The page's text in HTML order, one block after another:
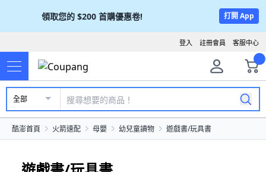
領取您的 $200 首購優惠卷! 打開 App
客服中心
註冊會員
登入
全部
酷澎首頁 火箭速配 母嬰 幼兒童讀物 遊戲書/玩具書